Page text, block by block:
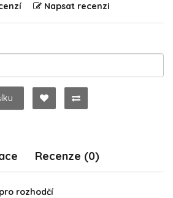
Napsat recenzi
Recenze (0)
rozhodčí